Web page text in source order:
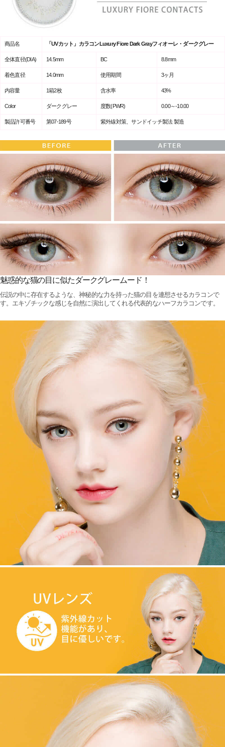
商品名 「UVカット」カラコンLuxury Fiore Dark Grayフィオーレ・ダークグレー
全体直径(DIA) 14.5mm BC 8.8mm
着色直径 14.0mm 使用期間 3ヶ月
内容量 1箱2枚 含水率 43%
Color ダークグレー 度数(PWR) 0.00～-10.00
製品許可番号 第07-189号 紫外線対策、サンドイッチ製法 製造
魅惑的な猫の目に似たダークグレームード！
伝説の中に存在するような、神秘的な力を持った猫の目を連想させるカラコンで
す。エキゾチックな感じを自然に演出してくれる代表的なハーフカラコンです。